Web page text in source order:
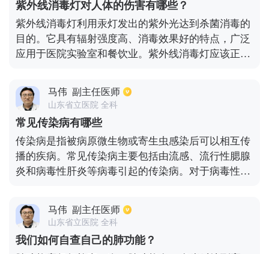
在一段时间内降至检测线以下。当病毒下降时，对肝
脏的损害就会停止。在进行抗病毒治疗时，还必须观
察抗病毒药物是否对病毒有效。如果病毒变异，那么
抗病毒药物可能无法控制病毒的复制。
紫外线消毒灯对人体的伤害有哪些？
紫外线消毒灯利用汞灯发出的紫外光达到杀菌消毒的
目的。它具有辐射强度高、消毒效果好的特点，广泛
应用于医院实验室和餐饮业。紫外线消毒灯应该正确
有：第一，皮肤损伤。暴露在紫外线消毒灯下，皮肤
会引起发红、疼痛、脱皮等变化。如果长时间照射，
可能会引起皮肤癌变和皮肤肿瘤。二是对眼睛的损
伤，紫外线消毒灯会引起眼睛的结膜炎和角膜炎，眼
睛出现红肿、疼痛、流泪，长期使用，很可能诱发白
内障。因此，当使用紫外线消毒灯时，尽量不要让任
何人在房间里。
马伟 副主任医师
山东省立医院 全科
常见传染病有哪些
传染病是指被病原微生物或寄生虫感染后可以相互传
播的疾病。常见传染病主要包括由流感、流行性腮腺
炎和病毒性肝炎等病毒引起的传染病。对于病毒性传
还有大量由细菌引起的传染病，如由细菌引起的肺
炎、细菌性疟疾、细菌性食物中毒等。通常用抗生素
治疗此外，寄生虫病如蛔虫病和绦虫病也是常见的传
染病，大多用驱虫剂治疗。
马伟 副主任医师
山东省立医院 全科
我们如何自查自己的肺功能？